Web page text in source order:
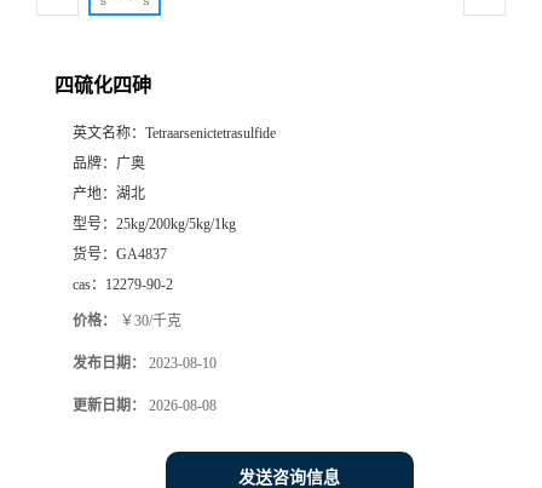
四硫化四砷
英文名称： Tetraarsenictetrasulfide
品牌： 广奥
产地： 湖北
型号： 25kg/200kg/5kg/1kg
货号： GA4837
cas： 12279-90-2
价格： ￥30/千克
发布日期： 2023-08-10
更新日期： 2026-08-08
发送咨询信息